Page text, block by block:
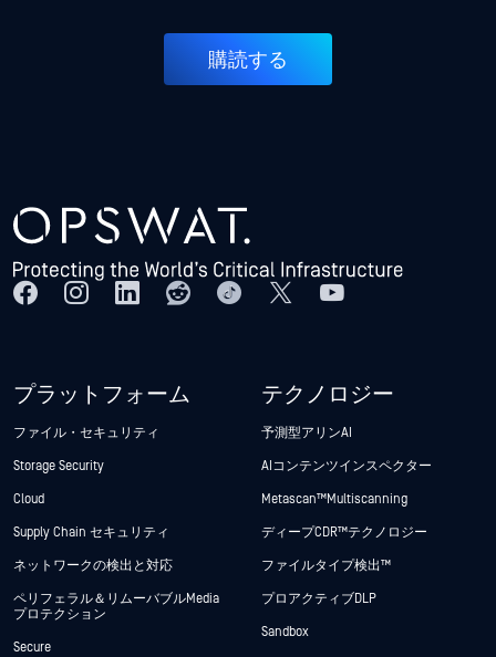
購読する
プラットフォーム
ファイル・セキュリティ
Storage Security
Cloud
Supply Chain セキュリティ
ネットワークの検出と対応
ペリフェラル＆リムーバブルMedia
プロテクション
Secure
テクノロジー
予測型アリンAI
AIコンテンツインスペクター
Metascan™ Multiscanning
ディープCDR™テクノロジー
ファイルタイプ検出™
プロアクティブDLP
Sandbox